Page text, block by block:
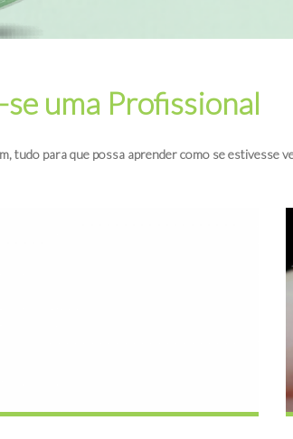
uma Profissional
tudo para que possa aprender como se estivesse